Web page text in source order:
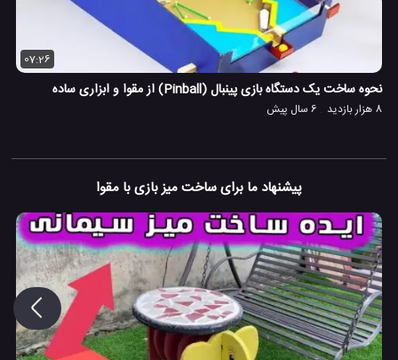
07:26
نحوه ساخت یک دستگاه بازی پینبال (Pinball) از مقوا و ابزاری ساده
8 هزار بازدید 6 سال پیش
پیشنهاد ما برای ساخت میز بازی با مقوا